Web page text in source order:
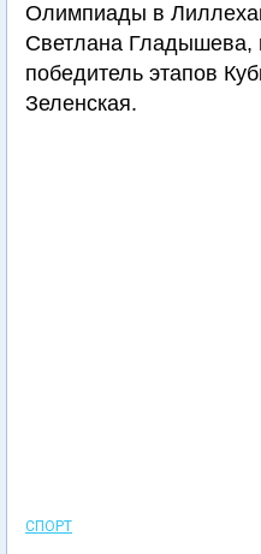
Олимпиады в
Светлана Гладышева,
победитель этапов
Зеленская.
СПОРТ